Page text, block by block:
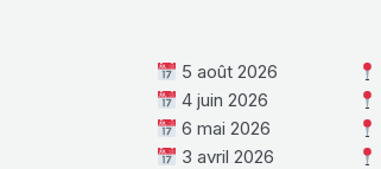
5 août 2026
4 juin 2026
6 mai 2026
3 avril 2026